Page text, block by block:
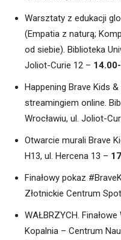
Warsztaty z edukacji
(Empatia z naturą;
od siebie). Biblioteka
Joliot-Curie 12 –
Happening Brave Kids
streamingiem online.
Wrocławiu, ul. Joliot-
Otwarcie murali Brave
H13, ul. Hercena 13 –
Finałowy pokaz
Złotnickie Centrum
WAŁBRZYCH.
Kopalnia – Centrum